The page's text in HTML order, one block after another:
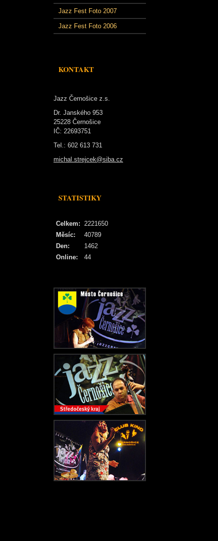
Jazz Fest Foto 2007
Jazz Fest Foto 2006
KONTAKT
Jazz Černošice z.s.
Dr. Janského 953
25228 Černošice
IČ: 22693751
Tel.: 602 613 731
michal.strejcek@siba.cz
STATISTIKY
Online: 44
Celkem: 2221650
Měsíc:
40789
Den:
1462